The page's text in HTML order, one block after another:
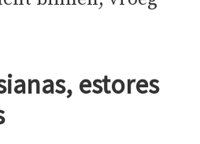
estores